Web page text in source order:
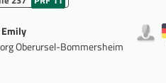
Emily
Oberursel-Bommersheim